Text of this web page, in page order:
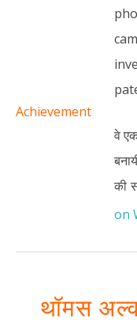
Achievement
वे
की
on
थॉमस